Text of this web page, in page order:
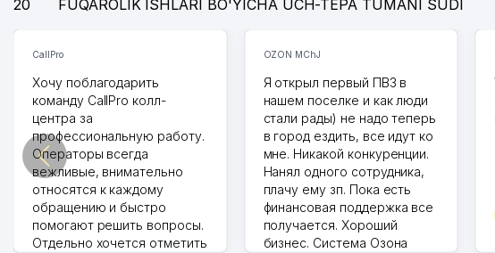
20
FUQAROLIK ISHLARI BO'YICHA UCH-TEPA TUMANI SUDI
CallPro
Хочу поблагодарить
команду CallPro колл-
центра за
профессиональную работу.
Операторы всегда
вежливые, внимательно
относятся к каждому
обращению и быстро
помогают решить вопросы.
Отдельно хочется отметить
OZON MChJ
Я открыл первый ПВЗ в
нашем поселке и как люди
стали рады) не надо теперь
в город ездить, все идут ко
мне. Никакой конкуренции.
Нанял одного сотрудника,
плачу ему зп. Пока есть
финансовая поддержка все
получается. Хороший
бизнес. Система Озона